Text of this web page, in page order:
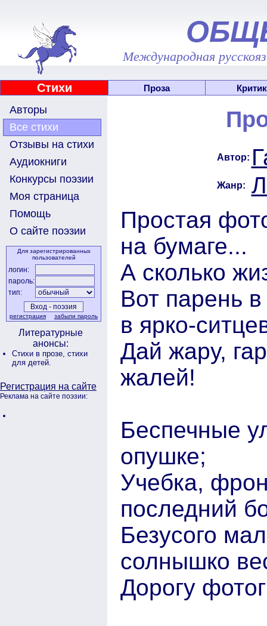
Международная
Стихи Проза
Авторы
Все стихи
Отзывы на стихи
Аудиокниги
Конкурсы поэзии
Моя страница
Помощь
О сайте поэзии
Для зарегистрированных
пользователей
логин:
пароль:
тип:
регистрация забыли пароль
Литературные
анонсы:
Стихи в прозе, стихи
для детей.
Регистрация на сайте
Реклама на сайте поэзии:
Автор:
Жанр:
Простая
на бумаге...
А сколько
Вот парень
в ярко-
Дай жару,
жалей!
Беспечные
опушке;
Учебка,
последний
Безусого
солнышко
Дорогу